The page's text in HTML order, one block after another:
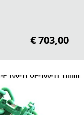
€ 703,00